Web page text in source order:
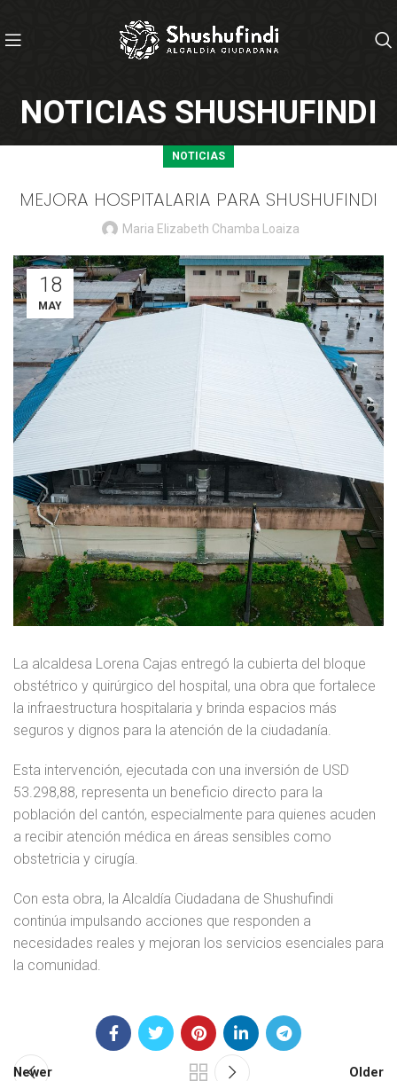
NOTICIAS SHUSHUFINDI
NOTICIAS
MEJORA HOSPITALARIA PARA SHUSHUFINDI
Maria Elizabeth Chamba Loaiza
18
MAY
La alcaldesa Lorena Cajas entregó la cubierta del bloque
obstétrico y quirúrgico del hospital, una obra que fortalece
la infraestructura hospitalaria y brinda espacios más
seguros y dignos para la atención de la ciudadanía.
Esta intervención, ejecutada con una inversión de USD
53.298,88, representa un beneficio directo para la
población del cantón, especialmente para quienes acuden
a recibir atención médica en áreas sensibles como
obstetricia y cirugía.
Con esta obra, la Alcaldía Ciudadana de Shushufindi
continúa impulsando acciones que responden a
necesidades reales y mejoran los servicios esenciales para
la comunidad.
Newer Older